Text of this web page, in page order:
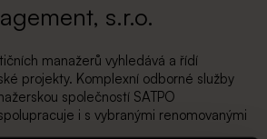
s.r.o.
manažerů vyhledává a řídí
projekty. Komplexní odborné služby
společností SATPO
i s vybranými renomovanými